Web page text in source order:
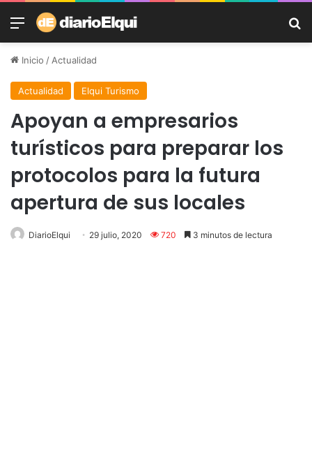
Menú
Inicio /Actualidad
Actualidad Elqui Turismo
Apoyan a empresarios
turísticos para preparar los
protocolos para la futura
apertura de sus locales
DiarioElqui 29 julio, 2020 720 3 minutos de lectura